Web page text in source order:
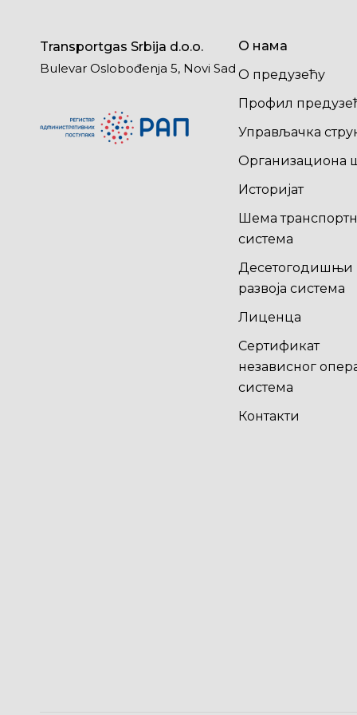
Transportgas Srbija d.o.o.
Bulevar Oslobođenja 5, Novi Sad
О нама
О предузећу
Профил
Управљачка
Организациона
Историјат
Шема
система
Десетогодишњи
развоја система
Лиценца
Сертификат
независног
система
Контакти